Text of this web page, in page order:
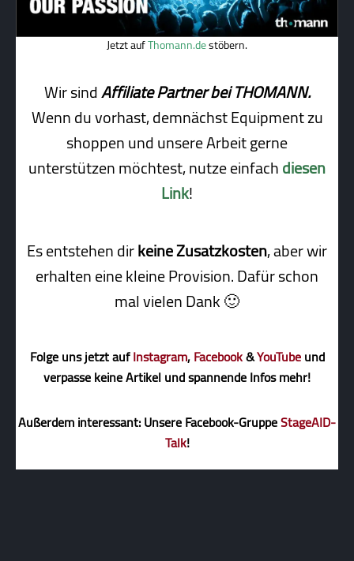
Jetzt aufThomann.destöbern.
Wir sindAffiliate Partner bei THOMANN.
Wenn du vorhast, demnächst Equipment zu
shoppen und unsere Arbeit gerne
unterstützen möchtest, nutze einfachdiesen
Link!
Es entstehen dirkeine Zusatzkosten, aber wir
erhalten eine kleine Pro­vi­sion. Dafür schon
mal vielen Dank 🙂
Folge uns jetzt aufInstagram,Facebook&YouTubeund
verpasse keine Artikel und spannende Infos mehr!
Außerdem interessant: Unsere Facebook-GruppeStageAID-
Talk!